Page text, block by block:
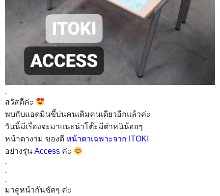
.
สวัสดีค่ะ
พบกับแอดมินขี้บ่นคนเดิมคนเดียวอีกแล้วค่ะ
วันนี้มีเรื่องจะมาแนะนำโต๊ะมีตำหนิน้อยๆ
หน้าตางาม ของดี หน้าตาเฉพาะจาก ITOKI
อย่างรุ่น Access ค่ะ
.
.
.
มาดูหน้ากันชัดๆ ค่ะ